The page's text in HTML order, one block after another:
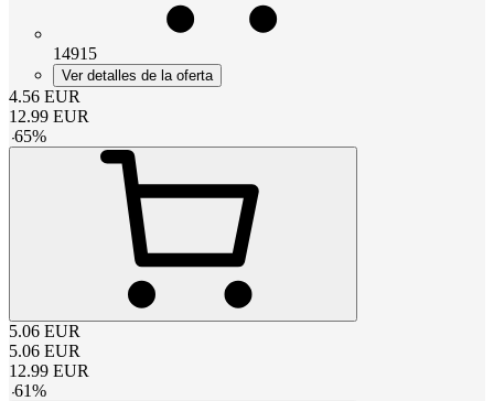
14915
Ver detalles de la oferta
4.56 EUR
12.99 EUR
-65%
5.06 EUR
5.06 EUR
12.99 EUR
-61%